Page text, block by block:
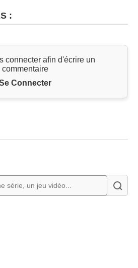
:
connecter afin d'écrire un
commentaire
Connecter